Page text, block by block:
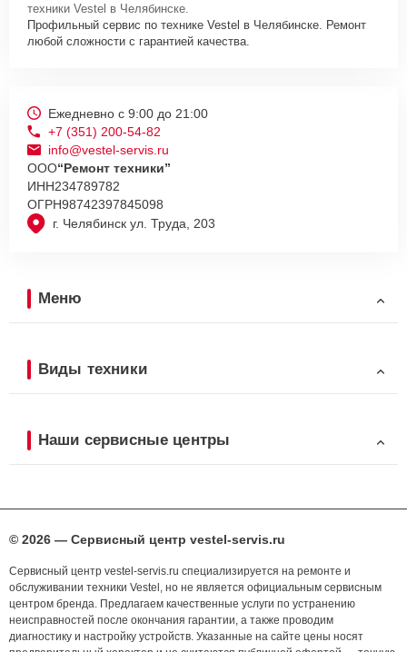
техники Vestel в Челябинске.
Профильный сервис по технике Vestel в Челябинске. Ремонт
любой сложности с гарантией качества.
г. Челябинск ул. Труда, 203
Ежедневно с 9:00 до 21:00
+7 (351) 200-54-82
info@vestel-servis.ru
ООО“Ремонт техники”
ИНН234789782
ОГРН98742397845098
Меню
Виды техники
Наши сервисные центры
© 2026 — Сервисный центр vestel-servis.ru
Сервисный центр vestel-servis.ru специализируется на ремонте и
обслуживании техники Vestel, но не является официальным сервисным
центром бренда. Предлагаем качественные услуги по устранению
неисправностей после окончания гарантии, а также проводим
диагностику и настройку устройств. Указанные на сайте цены носят